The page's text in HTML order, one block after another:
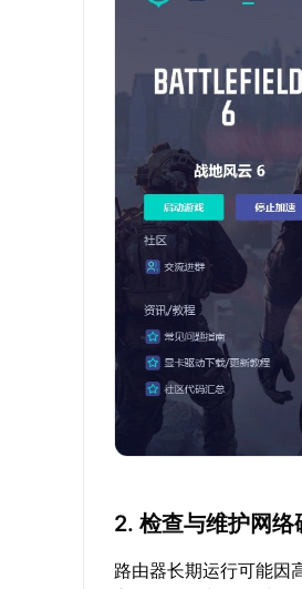
2. 检查与维护网络
路由器长期运行可能因